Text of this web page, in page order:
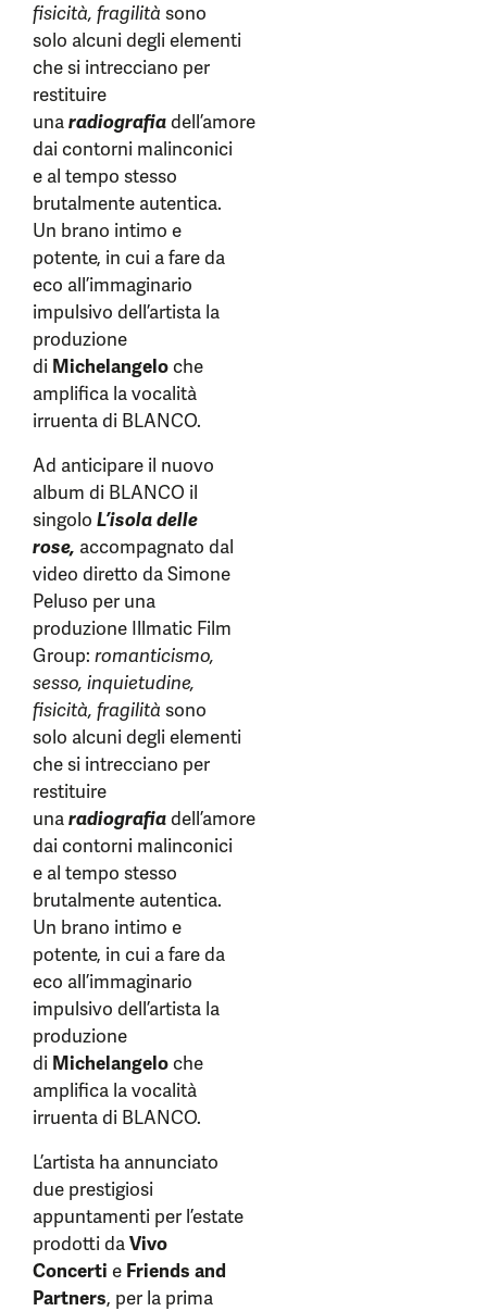
fisicità, fragilità sono
solo alcuni degli elementi
che si intrecciano per
restituire
unaradiografiadell’amore
dai contorni malinconici
e al tempo stesso
brutalmente autentica.
Un brano intimo e
potente, in cui a fare da
eco all’immaginario
impulsivo dell’artista la
produzione
di Michelangeloche
amplifica la vocalità
irruenta di BLANCO.
Ad anticipare il nuovo
album di BLANCO il
singolo L’isola delle
rose, accompagnato dal
video diretto da Simone
Peluso per una
produzione Illmatic Film
Group: romanticismo,
sesso, inquietudine,
fisicità, fragilità sono
solo alcuni degli elementi
che si intrecciano per
restituire
unaradiografiadell’amore
dai contorni malinconici
e al tempo stesso
brutalmente autentica.
Un brano intimo e
potente, in cui a fare da
eco all’immaginario
impulsivo dell’artista la
produzione
di Michelangeloche
amplifica la vocalità
irruenta di BLANCO.
L’artista ha annunciato
due prestigiosi
appuntamenti per l’estate
prodotti daVivo
Concerti e Friends and
Partners, per la prima